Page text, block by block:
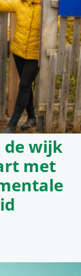
de wijk
met